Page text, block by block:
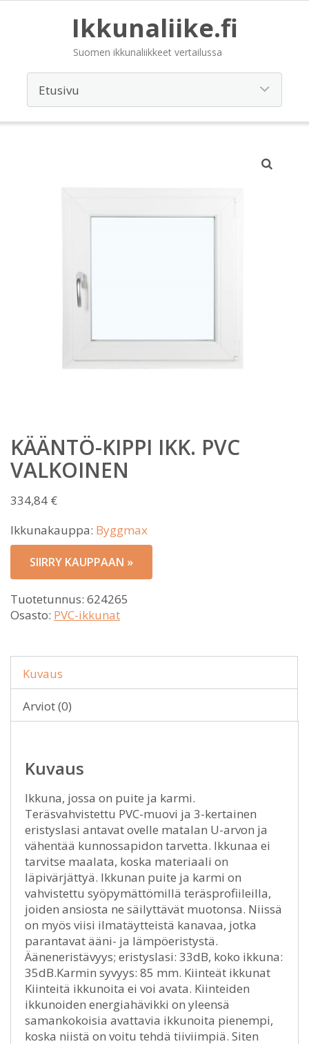
Ikkunaliike.fi
Suomen ikkunaliikkeet vertailussa
KÄÄNTÖ-KIPPI IKK. PVC
VALKOINEN
334,84 €
Ikkunakauppa: Byggmax
SIIRRY KAUPPAAN »
Tuotetunnus: 624265
Osasto: PVC-ikkunat
Kuvaus
Arviot (0)
Kuvaus
Ikkuna, jossa on puite ja karmi.
Teräsvahvistettu PVC-muovi ja 3-kertainen
eristyslasi antavat ovelle matalan U-arvon ja
vähentää kunnossapidon tarvetta. Ikkunaa ei
tarvitse maalata, koska materiaali on
läpivärjättyä. Ikkunan puite ja karmi on
vahvistettu syöpymättömillä teräsprofiileilla,
joiden ansiosta ne säilyttävät muotonsa. Niissä
on myös viisi ilmatäytteistä kanavaa, jotka
parantavat ääni- ja lämpöeristystä.
Ääneneristävyys; eristyslasi: 33dB, koko ikkuna:
35dB.Karmin syvyys: 85 mm. Kiinteät ikkunat
Kiinteitä ikkunoita ei voi avata. Kiinteiden
ikkunoiden energiahävikki on yleensä
samankokoisia avattavia ikkunoita pienempi,
koska niistä on voitu tehdä tiiviimpiä. Siten